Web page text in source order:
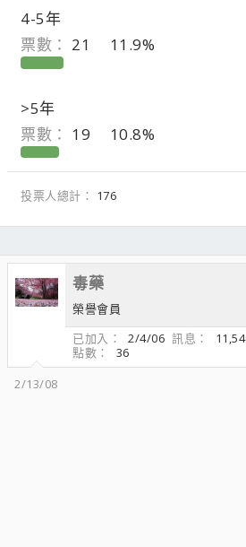
4-5年
票數： 21 11.9%
>5年
票數： 19 10.8%
投票人總計 176
毒藥
榮譽會員
已加入
2/4/06 訊息
點數
36
2/13/08